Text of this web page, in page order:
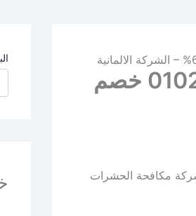
شركة مكافحة حشرات في بلبيس 01029290555 خصم
| 2. هل تتساءل عن اهمية شركة مكافحة الحشرات